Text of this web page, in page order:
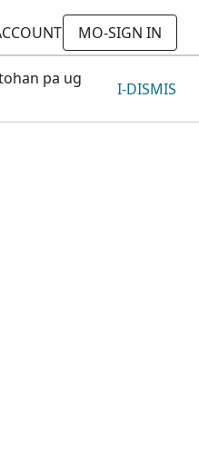
MO-SIGN IN
pa ug
I-DISMIS